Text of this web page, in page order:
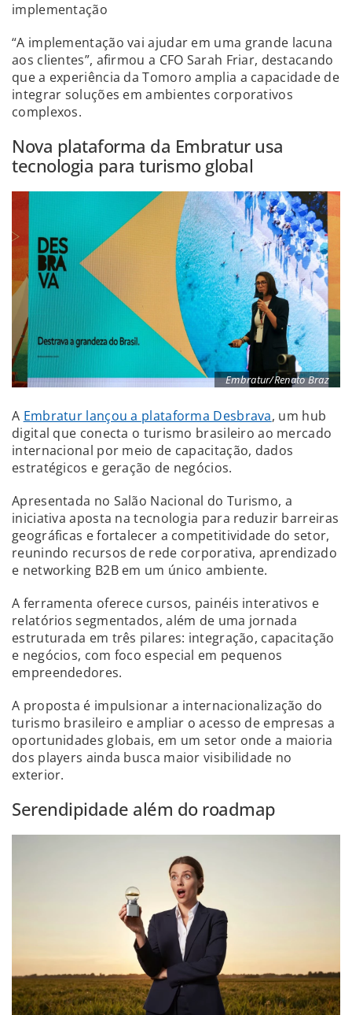
implementação
“A implementação vai ajudar em uma grande lacuna
aos clientes”, afirmou a CFO Sarah Friar, destacando
que a experiência da Tomoro amplia a capacidade de
integrar soluções em ambientes corporativos
complexos.
Nova plataforma da Embratur usa
tecnologia para turismo global
Embratur/Renato Braz
A Embratur lançou a plataforma Desbrava, um hub
digital que conecta o turismo brasileiro ao mercado
internacional por meio de capacitação, dados
estratégicos e geração de negócios.
Apresentada no Salão Nacional do Turismo, a
iniciativa aposta na tecnologia para reduzir barreiras
geográficas e fortalecer a competitividade do setor,
reunindo recursos de rede corporativa, aprendizado
e networking B2B em um único ambiente.
A ferramenta oferece cursos, painéis interativos e
relatórios segmentados, além de uma jornada
estruturada em três pilares: integração, capacitação
e negócios, com foco especial em pequenos
empreendedores.
A proposta é impulsionar a internacionalização do
turismo brasileiro e ampliar o acesso de empresas a
oportunidades globais, em um setor onde a maioria
dos players ainda busca maior visibilidade no
exterior.
Serendipidade além do roadmap